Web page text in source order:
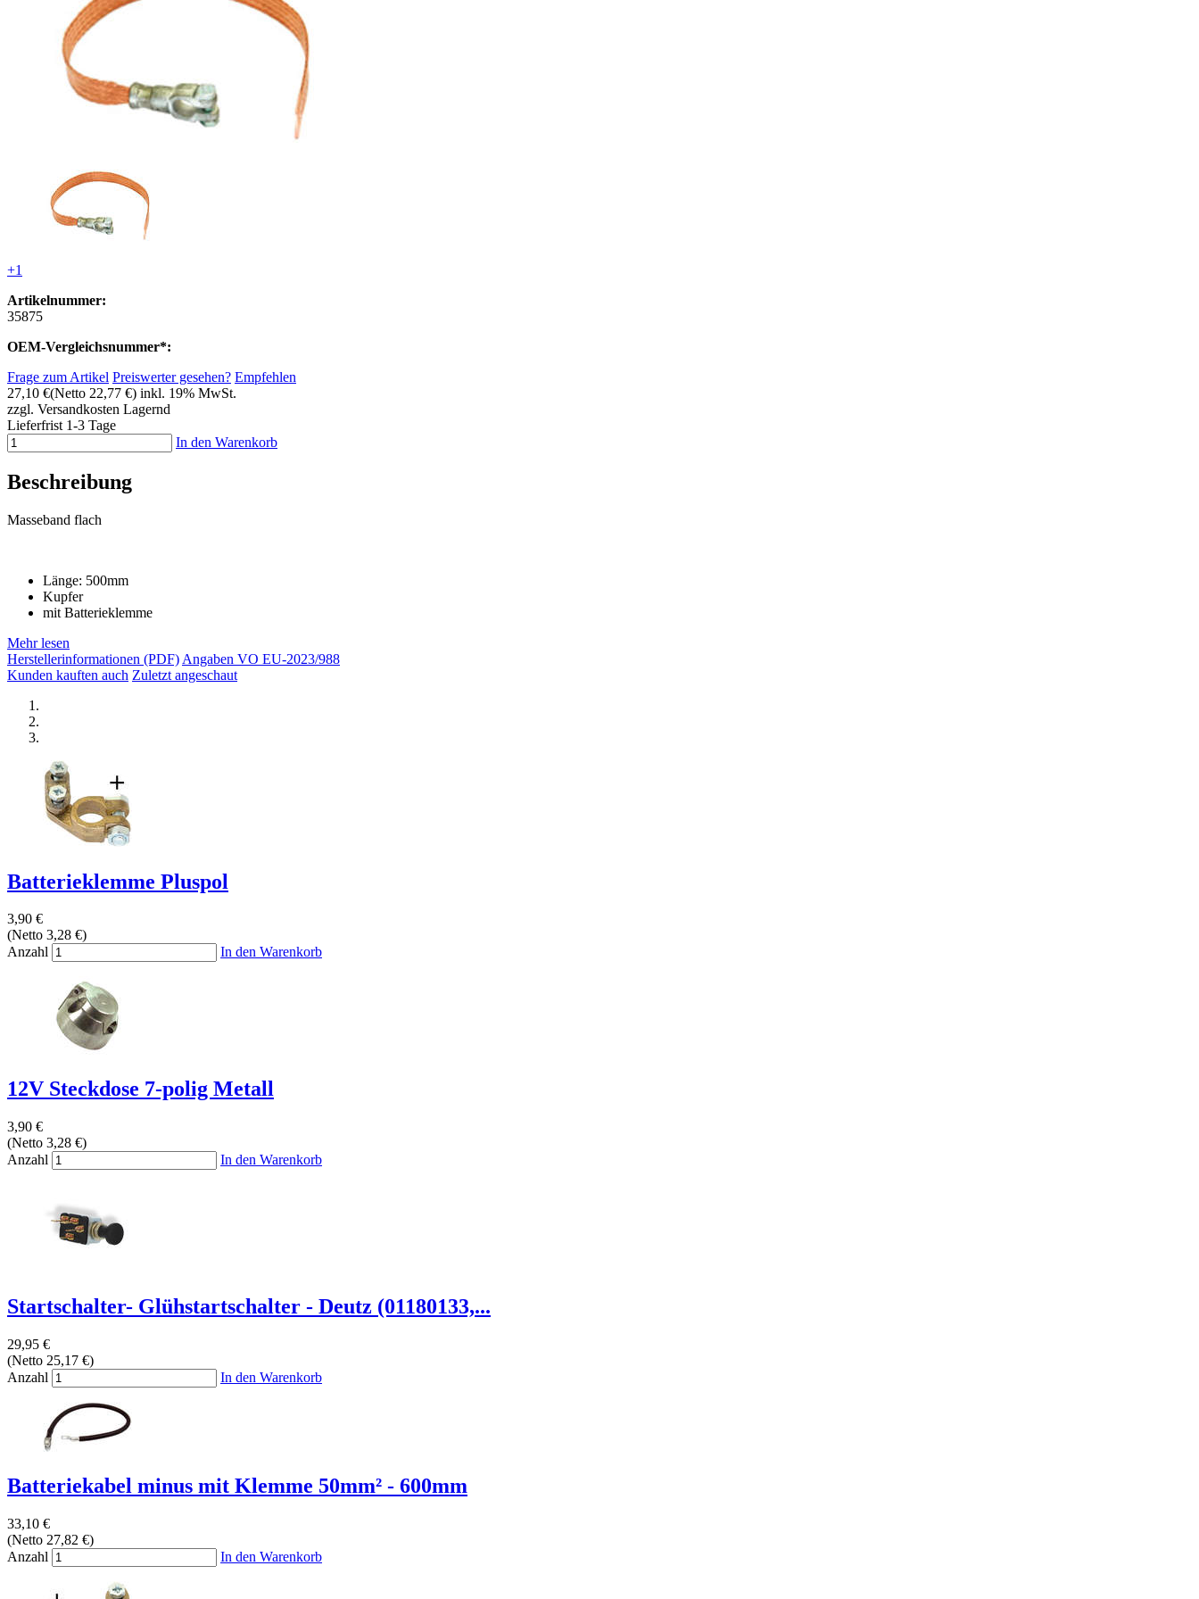
+1
Artikelnummer:
35875
OEM-Vergleichsnummer*:
Frage zum Artikel Preiswerter gesehen? Empfehlen
27,10 €(Netto 22,77 €) inkl. 19% MwSt.
zzgl. Versandkosten Lagernd
Lieferfrist 1-3 Tage
In den Warenkorb
Beschreibung
Masseband flach
Länge: 500mm
Kupfer
mit Batterieklemme
Mehr lesen
Herstellerinformationen (PDF) Angaben VO EU-2023/988
Kunden kauften auch Zuletzt angeschaut
Batterieklemme Pluspol
3,90 €
(Netto 3,28 €)
Anzahl
In den Warenkorb
12V Steckdose 7-polig Metall
3,90 €
(Netto 3,28 €)
Anzahl
In den Warenkorb
Startschalter- Glühstartschalter - Deutz (01180133,...
29,95 €
(Netto 25,17 €)
Anzahl
In den Warenkorb
Batteriekabel minus mit Klemme 50mm² - 600mm
33,10 €
(Netto 27,82 €)
Anzahl
In den Warenkorb